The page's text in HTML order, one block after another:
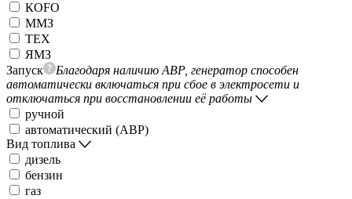
КОFO
ММЗ
ТЕХ
ЯМЗ
Запуск
Благодаря наличию АВР, генератор способен
автоматически включаться при сбое в электросети и
отключаться при восстановлении её работы
ручной
автоматический (АВР)
Вид топлива
дизель
бензин
газ